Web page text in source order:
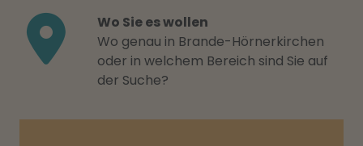
Wo Sie es wollen
Wo genau in Brande-Hörnerkirchen
oder in welchem Bereich sind Sie auf
der Suche?